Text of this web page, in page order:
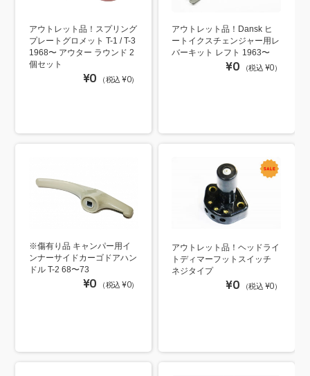
アウトレット品！スプリング
プレートグロメット T-1 / T-3
1968〜 アウター ラウンド 2
個セット
¥0 （税込 ¥0）
アウトレット品！Dansk ヒ
ートイクスチェンジャー用レ
バーキット レフト 1963〜
¥0 （税込 ¥0）
※傷有り品 キャンパー用イ
ンナーサイドカーゴドアハン
ドル T-2 68〜73
¥0 （税込 ¥0）
アウトレット品！ヘッドライ
トディマーフットスイッチ
ネジタイプ
¥0 （税込 ¥0）